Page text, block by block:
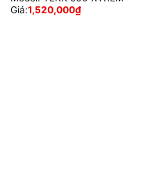
Giá:1,520,000₫